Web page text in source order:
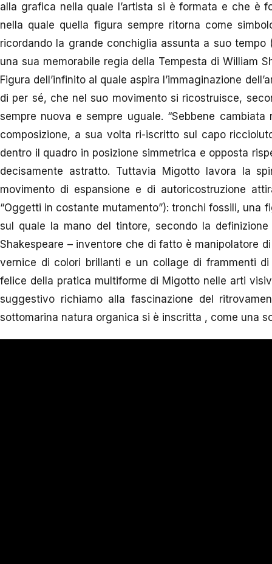
alla grafica nella quale l’artista si è formata e che è
nella quale quella figura sempre ritorna come
ricordando la grande conchiglia assunta a suo tempo
una sua memorabile regia della Tempesta di William
Figura dell’infinito al quale aspira l’immaginazione
di per sé, che nel suo movimento si ricostruisce,
sempre nuova e sempre uguale. “Sebbene
composizione, a sua volta ri-iscritto sul capo
dentro il quadro in posizione simmetrica e opposta
decisamente astratto. Tuttavia Migotto lavora la
movimento di espansione e di autoricostruzione
“Oggetti in costante mutamento”): tronchi fossili, una
sul quale la mano del tintore, secondo la definizione
Shakespeare – inventore che di fatto è manipolatore
vernice di colori brillanti e un collage di frammenti
felice della pratica multiforme di Migotto nelle arti
suggestivo richiamo alla fascinazione del
sottomarina natura organica si è inscritta , come una